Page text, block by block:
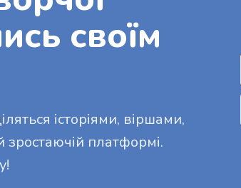
своїм
історіями, віршами,
платформі.